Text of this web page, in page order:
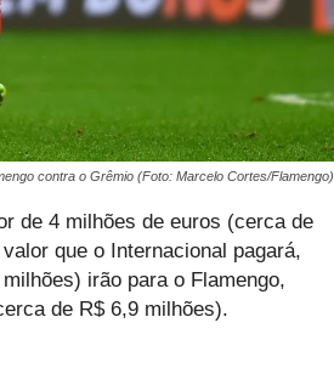
contra o Grêmio (Foto: Marcelo Cortes/Flamengo)
de 4 milhões de euros (cerca de
que o Internacional pagará,
irão para o Flamengo,
de R$ 6,9 milhões).